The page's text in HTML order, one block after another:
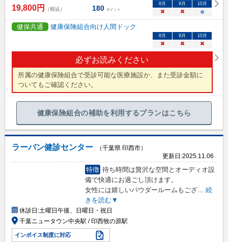
19,800円 （税込） 180 ポイント
8 月 9 月 10月
× × ○
健保共通 健康保険組合向け人間ドック
必ずお読みください
所属の健康保険組合で受診可能な医療施設か、また受診金額に
ついてもご確認ください。
8 月 9 月 10月
× × ×
健康保険組合の補助を利用するプランはこちら
ラーバン健診センター
（千葉県 印西市）
更新日:2025.11.06
特徴 待ち時間は贅沢な空間とオーディオ設
備で快適にお過ごし頂けます。
女性には嬉しいパウダールームもござ... 続
きを読む▼
休診日:土曜日午後、日曜日・祝日
千葉ニュータウン中央駅 / 印西牧の原駅
インボイス制度に対応